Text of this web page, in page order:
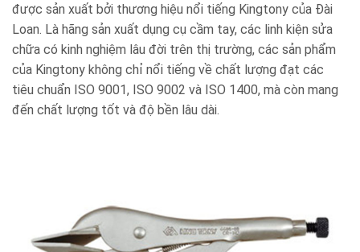
được sản xuất bởi thương hiệu nổi tiếng Kingtony của Đài
Loan. Là hãng sản xuất dụng cụ cầm tay, các linh kiện sửa
chữa có kinh nghiệm lâu đời trên thị trường, các sản phẩm
của Kingtony không chỉ nổi tiếng về chất lượng đạt các
tiêu chuẩn ISO 9001, ISO 9002 và ISO 1400, mà còn mang
đến chất lượng tốt và độ bền lâu dài.